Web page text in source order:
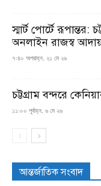
স্মার্ট পোর্টে
অনলাইন রাজস্ব আদায়
৭:৪০ অপরাহ্ন, ২১ মে ২৬
চট্টগ্রাম বন্দরে
১১:০০ পূর্বাহ্ন, ৬ মে ২৬
আন্তর্জাতিক সংবাদ